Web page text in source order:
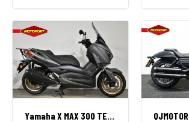
YamahaX MAX 300 TECH MAX
QJMOTOR